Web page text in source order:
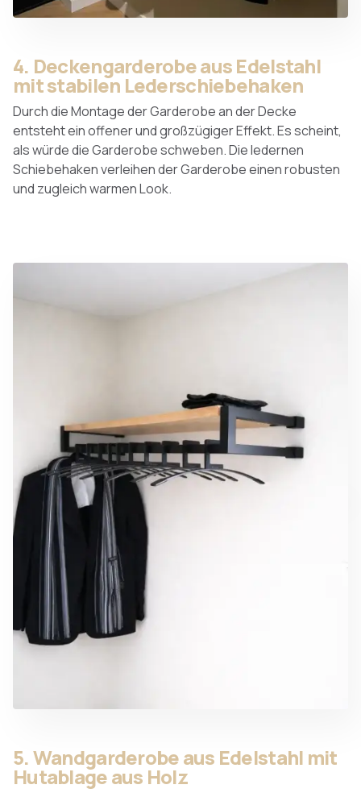
4. Deckengarderobe aus Edelstahl
mit stabilen Lederschiebehaken
Durch die Montage der Garderobe an der Decke
entsteht ein offener und großzügiger Effekt. Es scheint,
als würde die Garderobe schweben. Die ledernen
Schiebehaken verleihen der Garderobe einen robusten
und zugleich warmen Look.
5. Wandgarderobe aus Edelstahl mit
Hutablage aus Holz